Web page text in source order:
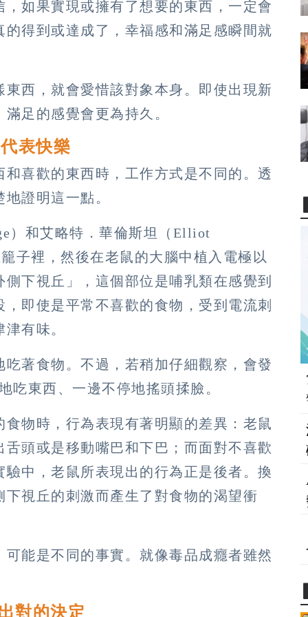
如果實現或擁有了想要的東西，一定會
得到或達成了，幸福感和滿足感瞬間就
西，就會愛惜該對象本身。即使出現新
足的感覺會更為持久。
表快樂
喜歡的東西時，工作方式是不同的。透
證明這一點。
）和艾略特．華倫斯坦（Elliot
子裡，然後在老鼠的大腦中植入電極以
下視丘」，這個部位是哺乳類在感覺到
即使是平常不喜歡的食物，受到電流刺
有味。
著食物。不過，若稍加仔細觀察，會發
東西、一邊不停地搖頭揉臉。
物時，行為表現有著明顯的差異：老鼠
頭或是移動嘴巴和下巴；而面對不喜歡
中，老鼠所表現出的行為正是後者。換
視丘的刺激而產生了對食物的渴望衝
能是不同的事實。就像毒品成癮者雖然
對的決定